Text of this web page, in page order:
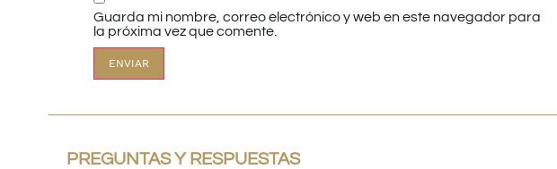
Guarda mi nombre, correo electrónico y web en este navegador para
la próxima vez que comente.
PREGUNTAS Y RESPUESTAS